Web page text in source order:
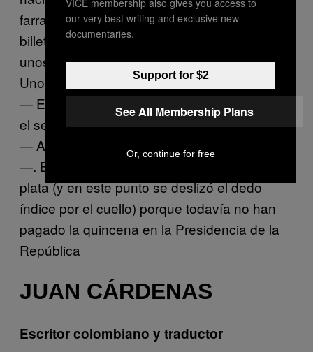
farra. Venía esgrimiendo por el aire, feliz, un
billete de veinte mil pesos (equivalentes a
unos seis dólares).
Uno de los amigos lo bajó de la nube.
— Eche, ¿eso es todo lo que te va a regalar
el señor presidente de la república?
— Ajá, mi hermano —se defendió Pambelé
—. Él me dijo que ahora está un poco mal de
plata (y en este punto se deslizó el dedo
índice por el cuello) porque todavía no han
pagado la quincena en la Presidencia de la
República
JUAN CÁRDENAS
Escritor colombiano y traductor
our very best writing and exclusive new
documentaries.
Support for $2
See All Membership Plans
Or, continue for free